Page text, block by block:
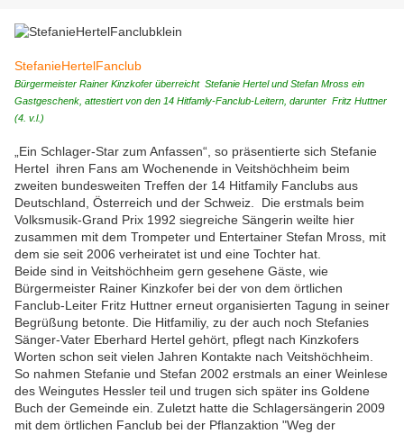
StefanieHertelFanclub
Bürgermeister Rainer Kinzkofer überreicht Stefanie Hertel und Stefan Mross ein
Gastgeschenk, attestiert von den 14 Hitfamly-Fanclub-Leitern, darunter Fritz Huttner
(4. v.l.)
„Ein Schlager-Star zum Anfassen“, so präsentierte sich Stefanie
Hertel ihren Fans am Wochenende in Veitshöchheim beim
zweiten bundesweiten Treffen der 14 Hitfamily Fanclubs aus
Deutschland, Österreich und der Schweiz. Die erstmals beim
Volksmusik-Grand Prix 1992 siegreiche Sängerin weilte hier
zusammen mit dem Trompeter und Entertainer Stefan Mross, mit
dem sie seit 2006 verheiratet ist und eine Tochter hat.
Beide sind in Veitshöchheim gern gesehene Gäste, wie
Bürgermeister Rainer Kinzkofer bei der von dem örtlichen
Fanclub-Leiter Fritz Huttner erneut organisierten Tagung in seiner
Begrüßung betonte. Die Hitfamiliy, zu der auch noch Stefanies
Sänger-Vater Eberhard Hertel gehört, pflegt nach Kinzkofers
Worten schon seit vielen Jahren Kontakte nach Veitshöchheim.
So nahmen Stefanie und Stefan 2002 erstmals an einer Weinlese
des Weingutes Hessler teil und trugen sich später ins Goldene
Buch der Gemeinde ein. Zuletzt hatte die Schlagersängerin 2009
mit dem örtlichen Fanclub bei der Pflanzaktion "Weg der